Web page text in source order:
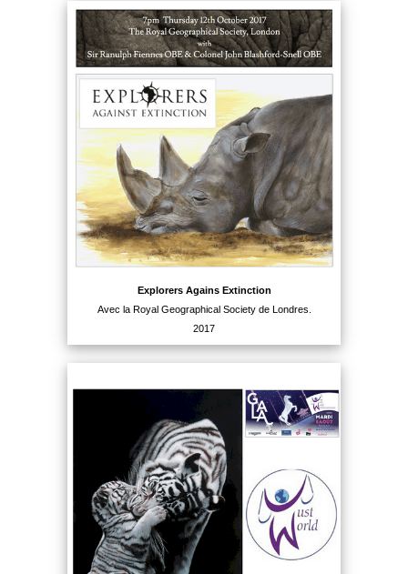
Explorers Agains Extinction
Avec la Royal Geographical Society de Londres.
2017